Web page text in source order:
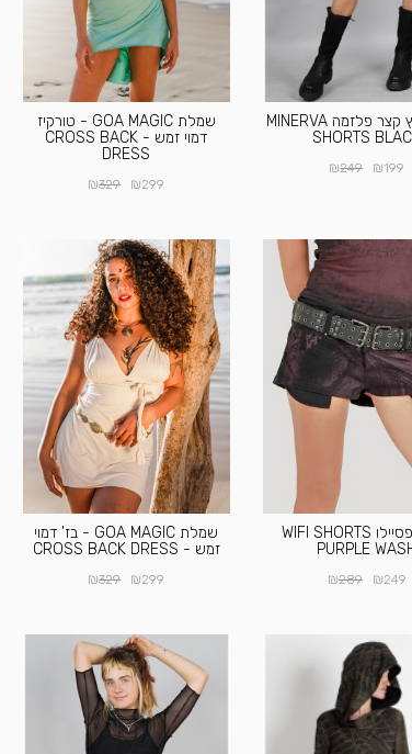
מכנס טייץ קצר פלזמה MINERVA
SHORTS
₪199
₪249
שמלת GOA MAGIC - טורקיז
דמוי זמש - CROSS BACK
DRESS
₪299
₪329
מכנס פסיילו WIFI SHORTS
PURPLE
₪249
₪289
שמלת GOA MAGIC - בז' דמוי
זמש - CROSS BACK DRESS
₪299
₪329